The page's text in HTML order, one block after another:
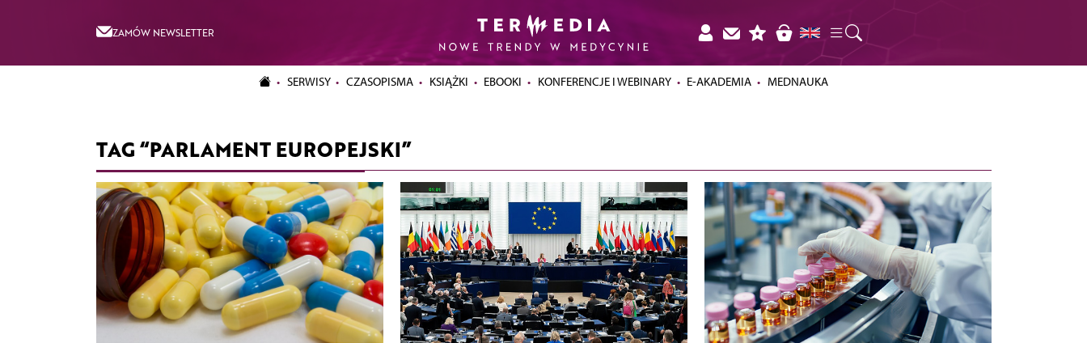
ZAMÓW NEWSLETTER
SERWISY CZASOPISMA KSIĄŻKI EBOOKI KONFERENCJE I WEBINARY E-AKADEMIA MEDNAUKA
TAG “PARLAMENT EUROPEJSKI”